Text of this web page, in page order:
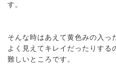
す。
そんな時はあえて黄色みの入っ
よく見えてキレイだったりする
難しいところです。